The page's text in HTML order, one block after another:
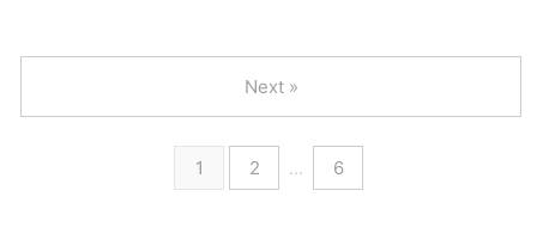
1 2 … 6
Next »